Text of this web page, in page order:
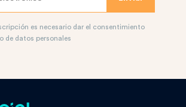
es necesario dar el consentimiento
de datos personales